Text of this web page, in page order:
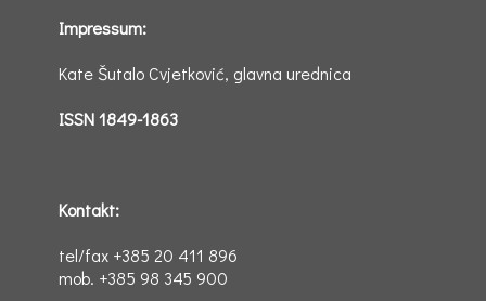
Impressum:
Kate Šutalo Cvjetković, glavna urednica
ISSN 1849-1863
Kontakt:
tel/fax +385 20 411 896
mob. +385 98 345 900